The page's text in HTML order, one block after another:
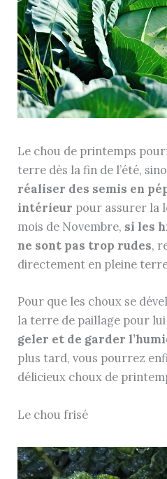
Le chou de printemps
terre dès la fin de l’été,
réaliser des semis en
intérieur pour assurer la
mois de Novembre, si les
ne sont pas trop rudes,
directement en pleine
Pour que les choux se
la terre de paillage pour
geler et de garder
plus tard, vous pourrez
délicieux choux de
Le chou frisé